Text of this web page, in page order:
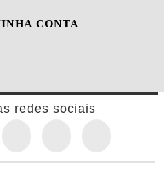
CONTA
redes sociais